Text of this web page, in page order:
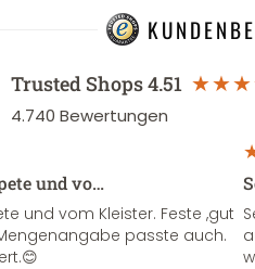
Trusted Shops4.51
4.740 Bewertungen
und vo…
und vom Kleister. Feste ,gut
passte auch.